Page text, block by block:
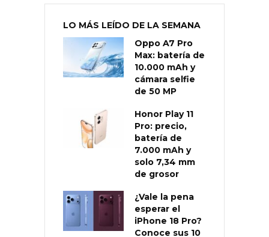
LO MÁS LEÍDO DE LA SEMANA
Oppo A7 Pro
Max: batería de
10.000 mAh y
cámara selfie
de 50 MP
Honor Play 11
Pro: precio,
batería de
7.000 mAh y
solo 7,34 mm
de grosor
¿Vale la pena
esperar el
iPhone 18 Pro?
Conoce sus 10